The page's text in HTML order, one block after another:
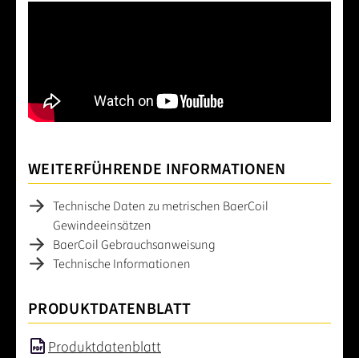
WEITERFÜHRENDE INFORMATIONEN
Technische Daten zu metrischen BaerCoil
Gewindeeinsätzen
BaerCoil Gebrauchsanweisung
Technische Informationen
PRODUKTDATENBLATT
Produktdatenblatt